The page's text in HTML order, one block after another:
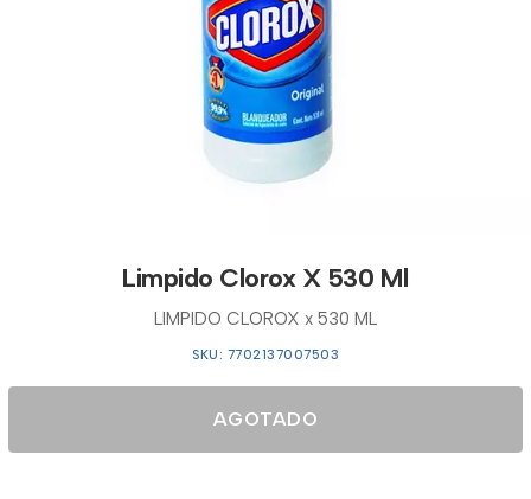
Limpido Clorox X 530 Ml
LIMPIDO CLOROX x 530 ML
SKU: 7702137007503
AGOTADO